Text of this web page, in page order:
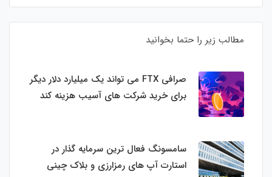
مطالب زیر را حتما بخوانید
صرافی FTX می تواند یک میلیارد دلار دیگر
برای خرید شرکت های آسیب هزینه کند
سامسونگ فعال‌ ترین سرمایه‌ گذار در
استارت‌ آپ‌ های رمزارزی و بلاک چینی